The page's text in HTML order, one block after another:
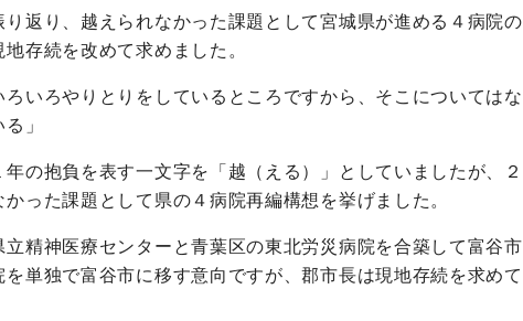
返り、越えられなかった課題として宮城県が進める４病院の
存続を改めて求めました。
いろやりとりをしているところですから、そこについてはな
」
の抱負を表す一文字を「越（える）」としていましたが、２
った課題として県の４病院再編構想を挙げました。
精神医療センターと青葉区の東北労災病院を合築して富谷市
単独で富谷市に移す意向ですが、郡市長は現地存続を求めて